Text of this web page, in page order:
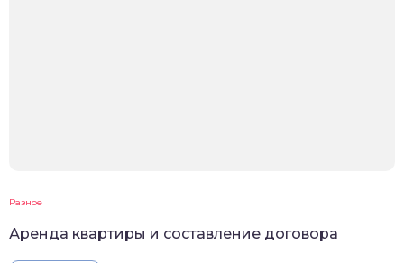
Разное
Аренда квартиры и составление договора